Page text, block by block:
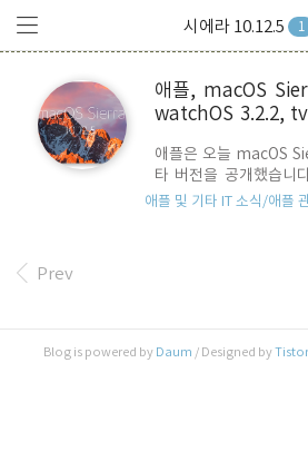
시에라 10.12.5 1
애플, macOS
watchOS 3.2.2,
애플은 오늘 macOS
타 버전을 공개했습니
발자 홈페이지에 올
별히 달라진 내용이 없
준으로 파악이
되었는데요. IOS 3.2
를 위한 새로운 SiriKit
애플 및 기타 IT 소식/애플
Prev
Blog is powered by Daum / Designed by